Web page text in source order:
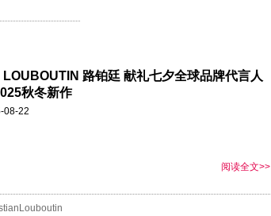
路铂廷 献礼七夕全球品牌代言人
秋冬新作
08-22
阅读全文>>